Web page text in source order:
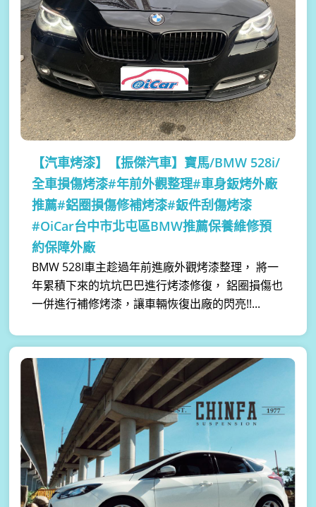
【汽車烤漆】
【振傑汽車】寶馬/BMW 528i/
全車損傷烤漆#年前外觀整理#車身鈑烤外廠
推薦#鋁圈損傷修補烤漆#鈑件刮傷烤漆
#OiCar台中市北屯區BMW推薦保養維修預
約保障外廠
BMW 528I車主趁過年前進廠外觀烤漆整理， 將一
年累積下來的坑坑巴巴進行烤漆修復， 鋁圈損傷也
一併進行補修烤漆，讓車輛恢復出廠的閃亮!!...